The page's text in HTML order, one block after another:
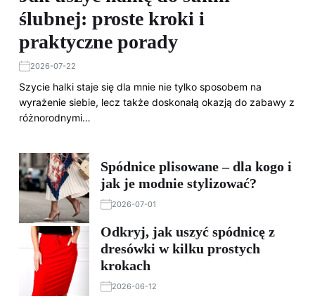
ślubnej: proste kroki i
praktyczne porady
2026-07-22
Szycie halki staje się dla mnie nie tylko sposobem na
wyrażenie siebie, lecz także doskonałą okazją do zabawy z
różnorodnymi…
Spódnice plisowane – dla kogo i
jak je modnie stylizować?
2026-07-01
Odkryj, jak uszyć spódnicę z
dresówki w kilku prostych
krokach
2026-06-12